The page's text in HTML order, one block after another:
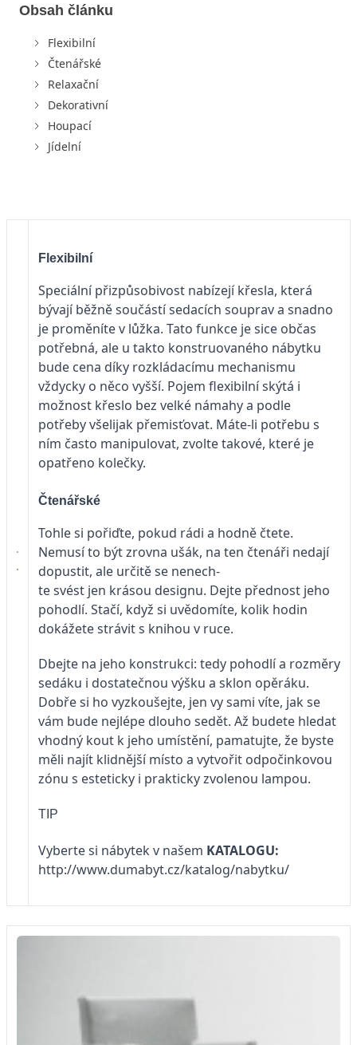
Obsah článku
Flexibilní
Čtenářské
Relaxační
Dekorativní
Houpací
Jídelní
Flexibilní
Speciální přizpůsobivost nabízejí křesla, která
bývají běžně součástí sedacích souprav a snadno
je proměníte v lůžka. Tato funkce je sice občas
potřebná, ale u takto konstruovaného nábytku
bude cena díky rozkládacímu mechanismu
vždycky o něco vyšší. Pojem flexibilní skýtá i
možnost křeslo bez velké námahy a podle
potřeby všelijak přemisťovat. Máte-li potřebu s
ním často manipulovat, zvolte takové, které je
opatřeno kolečky.
Čtenářské
Tohle si pořiďte, pokud rádi a hodně čtete.
Nemusí to být zrovna ušák, na ten čtenáři nedají
dopustit, ale určitě se nenech-
te svést jen krásou designu. Dejte přednost jeho
pohodlí. Stačí, když si uvědomíte, kolik hodin
dokážete strávit s knihou v ruce.
Dbejte na jeho konstrukci: tedy pohodlí a rozměry
sedáku i dostatečnou výšku a sklon opěráku.
Dobře si ho vyzkoušejte, jen vy sami víte, jak se
vám bude nejlépe dlouho sedět. Až budete hledat
vhodný kout k jeho umístění, pamatujte, že byste
měli najít klidnější místo a vytvořit odpočinkovou
zónu s esteticky i prakticky zvolenou lampou.
TIP
Vyberte si nábytek v našem KATALOGU:
http://www.dumabyt.cz/katalog/nabytku/